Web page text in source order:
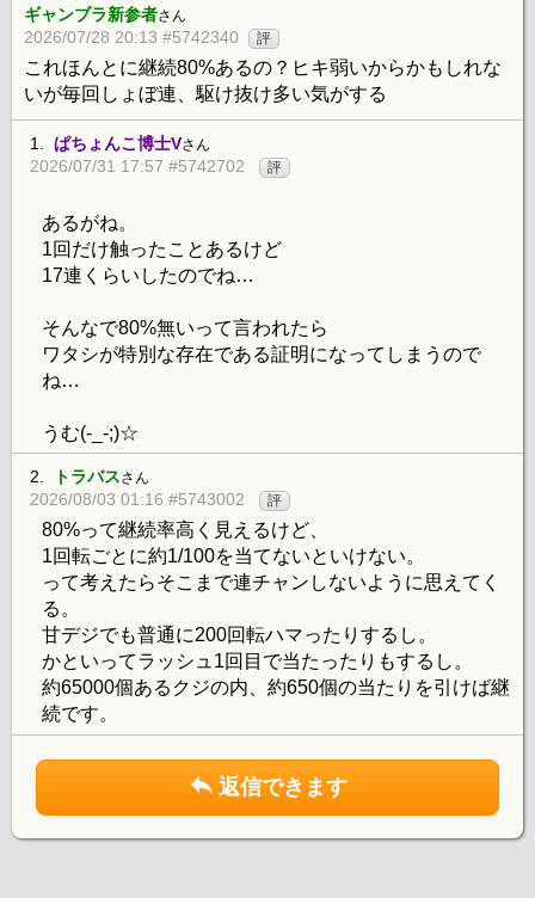
ギャンブラ新参者さん
2026/07/28 20:13 #5742340 評
これほんとに継続80%あるの？ヒキ弱いからかもしれな
いが毎回しょぼ連、駆け抜け多い気がする
1. ぱちょんこ博士Vさん
2026/07/31 17:57 #5742702 評
あるがね。
1回だけ触ったことあるけど
17連くらいしたのでね…
そんなで80%無いって言われたら
ワタシが特別な存在である証明になってしまうので
ね…
うむ(-_-;)☆
2. トラバスさん
2026/08/03 01:16 #5743002 評
80%って継続率高く見えるけど、
1回転ごとに約1/100を当てないといけない。
って考えたらそこまで連チャンしないように思えてく
る。
甘デジでも普通に200回転ハマったりするし。
かといってラッシュ1回目で当たったりもするし。
約65000個あるクジの内、約650個の当たりを引けば継
続です。
返信できます